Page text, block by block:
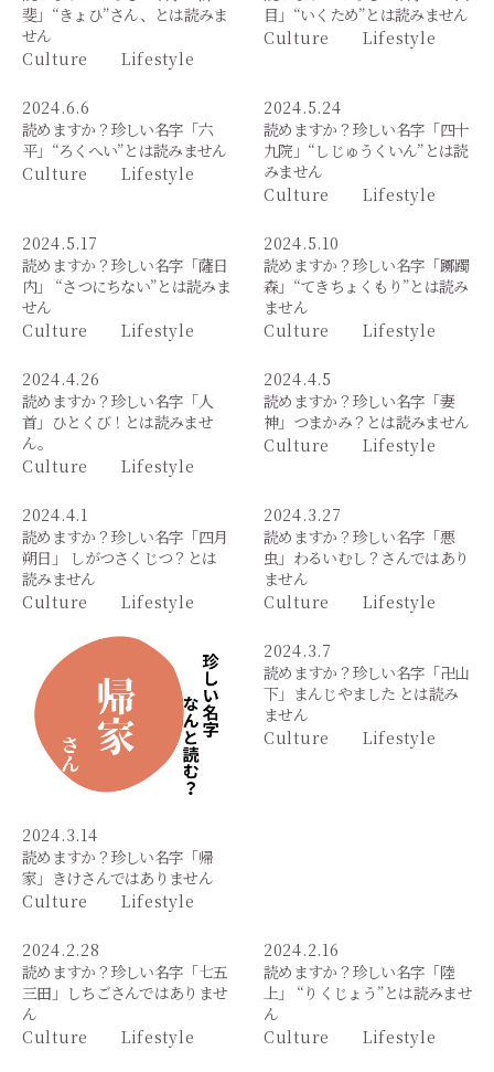
斐」“きょひ”さん、とは読みま
せん
Culture
Lifestyle
目」“いくため”とは読みません
Culture
Lifestyle
2024.6.6
読めますか？珍しい名字「六
平」“ろくへい”とは読みません
Culture
Lifestyle
2024.5.24
読めますか？珍しい名字「四十
九院」“しじゅうくいん”とは読
みません
Culture
Lifestyle
2024.5.17
読めますか？珍しい名字「薩日
内」 “さつにちない”とは読みま
せん
Culture
Lifestyle
2024.5.10
読めますか？珍しい名字「躑躅
森」“てきちょくもり”とは読み
ません
Culture
Lifestyle
2024.4.26
読めますか？珍しい名字「人
首」ひとくび！とは読みませ
ん。
Culture
Lifestyle
2024.4.5
読めますか？珍しい名字「妻
神」つまかみ？とは読みません
Culture
Lifestyle
2024.4.1
読めますか？珍しい名字「四月
朔日」 しがつさくじつ？とは
読みません
Culture
Lifestyle
2024.3.27
読めますか？珍しい名字「悪
虫」わるいむし？さんではあり
ません
Culture
Lifestyle
2024.3.14
読めますか？珍しい名字「帰
家」きけさんではありません
Culture
Lifestyle
2024.3.7
読めますか？珍しい名字「卍山
下」まんじやました とは読み
ません
Culture
Lifestyle
2024.2.28
読めますか？珍しい名字「七五
三田」しちごさんではありませ
ん
Culture
Lifestyle
2024.2.16
読めますか？珍しい名字「陸
上」 “りくじょう”とは読みませ
ん
Culture
Lifestyle